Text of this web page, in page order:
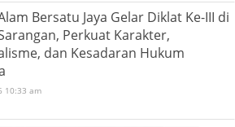
Bersatu Jaya Gelar Diklat Ke-III di
Perkuat Karakter,
dan Kesadaran Hukum
10:33 am